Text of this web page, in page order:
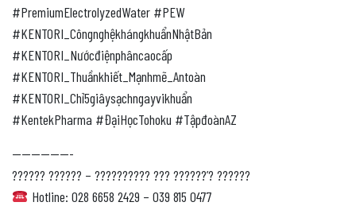
#PremiumElectrolyzedWater #PEW
#KENTORI_CôngnghệkhángkhuẩnNhậtBản
#KENTORI_Nướcđiệnphâncaocấp
#KENTORI_Thuầnkhiết_Mạnhmẽ_Antoàn
#KENTORI_Chỉ5giâysạchngayvikhuẩn
#KentekPharma #ĐạiHọcTohoku #TậpđoànAZ
——————-
?????? ?????? – ?????????? ??? ??????’? ??????
Hotline: 028 6658 2429 – 039 815 0477